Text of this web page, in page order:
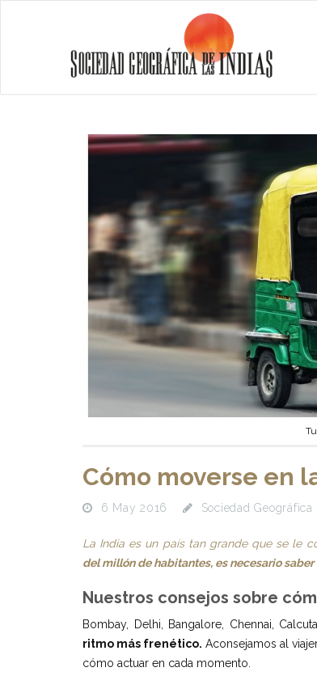
Cómo moverse en
6 May 2016 Sociedad
La India es un país tan grande que se le
del millón de habitantes, es necesario
Nuestros consejos sobre
Bombay, Delhi, Bangalore, Chennai,
ritmo más frenético. Aconsejamos al
cómo actuar en cada momento.